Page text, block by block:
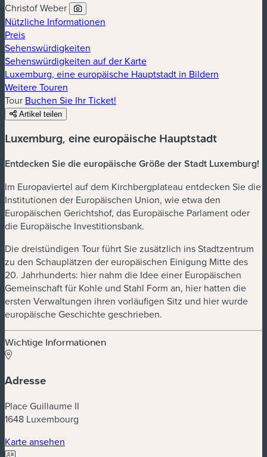
Christof Weber
Nützliche Informationen
Preis
Sehenswürdigkeiten
Sehenswürdigkeiten auf der Karte
Luxemburg, eine europäische Hauptstadt in Bildern
Weitere Touren
Tour Buchen Sie Ihr Ticket!
Artikel teilen
Luxemburg, eine europäische Hauptstadt
Entdecken Sie die europäische Größe der Stadt Luxemburg!
Im Europaviertel auf dem Kirchbergplateau entdecken Sie die
Institutionen der Europäischen Union, wie etwa den
Europäischen Gerichtshof, das Europäische Parlament oder
die Europäische Investitionsbank.
Die dreistündigen Tour führt Sie zusätzlich ins Stadtzentrum
zu den Schauplätzen der europäischen Einigung Mitte des
20. Jahrhunderts: hier nahm die Idee einer Europäischen
Gemeinschaft für Kohle und Stahl Form an, hier hatten die
ersten Verwaltungen ihren vorläufigen Sitz und hier wurde
europäische Geschichte geschrieben.
Wichtige Informationen
Adresse
Place Guillaume II
1648 Luxembourg
Karte ansehen